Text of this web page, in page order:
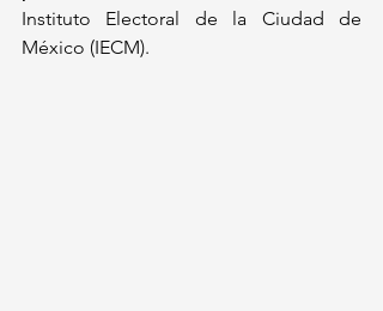
Instituto Electoral de la Ciudad de
México (IECM).